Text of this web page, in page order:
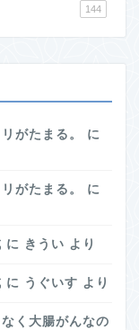
144
がたまる。
に
がたまる。
に
に きうい より
に うぐいす より
く大腸がんなの